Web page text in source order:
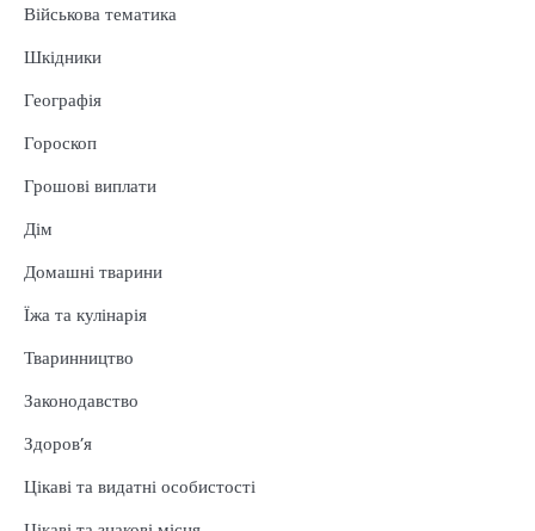
Військова тематика
Шкідники
Географія
Гороскоп
Грошові виплати
Дім
Домашні тварини
Їжа та кулінарія
Тваринництво
Законодавство
Здоров’я
Цікаві та видатні особистості